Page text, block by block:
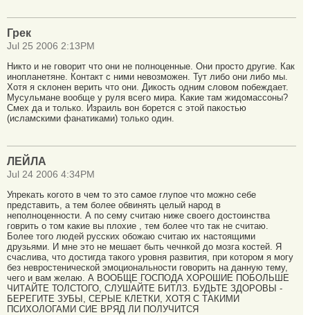
Грек
Jul 25 2006 2:13PM
Никто и не говорит что они не полноценные. Они просто другие. Как
инопланетяне. Контакт с ними невозможен. Тут либо они либо мы.
Хотя я склонен верить что они. Дикость одним словом побеждает.
Мусульмане вообще у руля всего мира. Какие там жидомассоны?
Смех да и только. Израиль вон борется с этой пакостью
(исламскими фанатиками) только один.
ЛЕЙЛА
Jul 24 2006 4:34PM
Упрекать когото в чем то это самое глупое что можно себе
представить, а тем более обвинять целый народ в
неполноценности. А по сему считаю ниже своего достоинства
говрить о том какие вы плохие , тем более что так не считаю.
Более того людей русских обожаю считаю их настоящими
друзьями. И мне это не мешает быть чечнкой до мозга костей. Я
счаслива, что достигда такого уровня развития, при котором я могу
без невростенической эмоциональности говорить на данную тему,
чего и вам желаю. А ВООБЩЕ ГОСПОДА ХОРОШИЕ ПОБОЛЬШЕ
ЧИТАЙТЕ ТОЛСТОГО, СЛУШАЙТЕ БИТЛЗ. БУДЬТЕ ЗДОРОВЫ -
БЕРЕГИТЕ ЗУБЫ, СЕРЫЕ КЛЕТКИ, ХОТЯ С ТАКИМИ
ПСИХОЛОГАМИ СИЕ ВРЯД ЛИ ПОЛУЧИТСЯ